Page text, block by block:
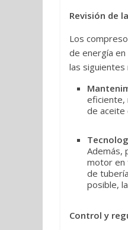
Revisión de
Los
de energía
las siguientes
eficiente,
de aceite
Además,
motor en
de
posible,
Control y